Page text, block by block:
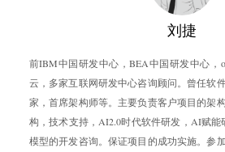
刘捷
前IBM中国研发中心，BEA中国研发中心，
云，多家互联网研发中心咨询顾问。曾任软
家，首席架构师等。主要负责客户项目的架
构，技术支持，AI2.0时代软件研发，AI赋能
模型的开发咨询。保证项目的成功实施。参